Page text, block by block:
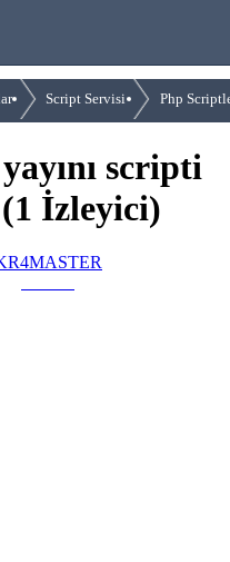
Script Servisi Php
scripti
(1 İzleyici)